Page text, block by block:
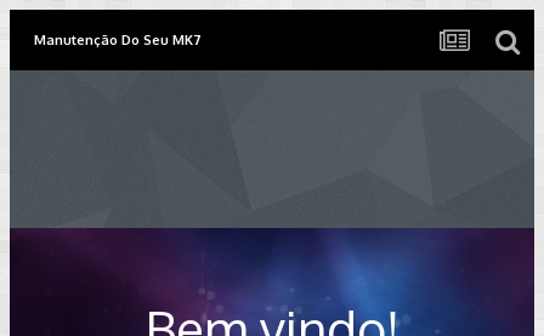
Manutenção Do Seu MK7